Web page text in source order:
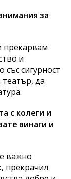
за
прекарвам
и
сигурност
да
с колеги и
винаги и
важно
прекрачил